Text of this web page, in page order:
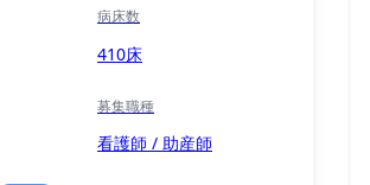
病床数
410床
募集職種
看護師 / 助産師